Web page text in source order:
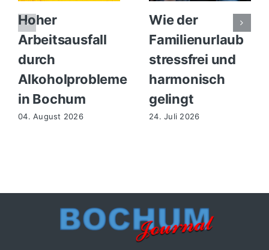
Hoher
Arbeitsausfall
durch
Alkoholprobleme
in Bochum
04. August 2026
Wie der
Familienurlaub
stressfrei und
harmonisch
gelingt
24. Juli 2026